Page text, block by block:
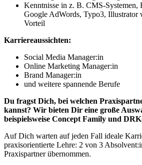
Kenntnisse in z. B. CMS-
Google AdWords, Typo3, Illustrator
Vorteil
Karriereaussichten:
Social Media Manager:in
Online Marketing Manager:in
Brand Manager:in
und weitere spannende Berufe
Du fragst Dich, bei welchen
kannst? Wir bieten Dir eine große
beispielsweise Concept Family und
Auf Dich warten auf jeden Fall ideale
praxisorientierte Lehre: 2 von 3
Praxispartner übernommen.